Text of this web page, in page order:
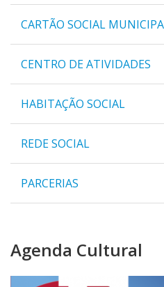
CARTÃO SOCIAL
CENTRO DE ATIVIDADES
HABITAÇÃO SOCIAL
REDE SOCIAL
PARCERIAS
Agenda Cultural